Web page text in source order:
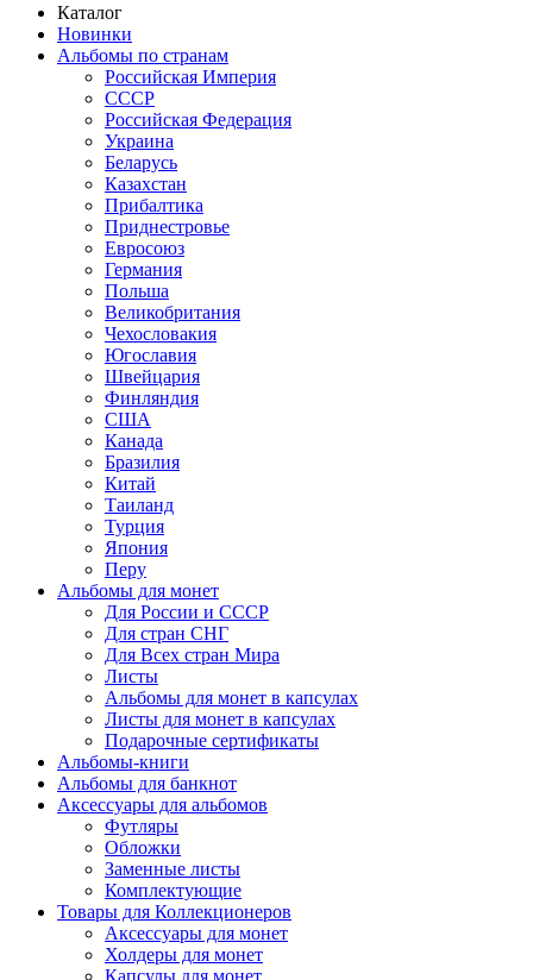
Каталог
Новинки
Альбомы по странам
Российская Империя
СССР
Российская Федерация
Украина
Беларусь
Казахстан
Прибалтика
Приднестровье
Евросоюз
Германия
Польша
Великобритания
Чехословакия
Югославия
Швейцария
Финляндия
США
Канада
Бразилия
Китай
Таиланд
Турция
Япония
Перу
Альбомы для монет
Для России и СССР
Для стран СНГ
Для Всех стран Мира
Листы
Альбомы для монет в капсулах
Листы для монет в капсулах
Подарочные сертификаты
Альбомы-книги
Альбомы для банкнот
Аксессуары для альбомов
Футляры
Обложки
Заменные листы
Комплектующие
Товары для Коллекционеров
Аксессуары для монет
Холдеры для монет
Капсулы для монет